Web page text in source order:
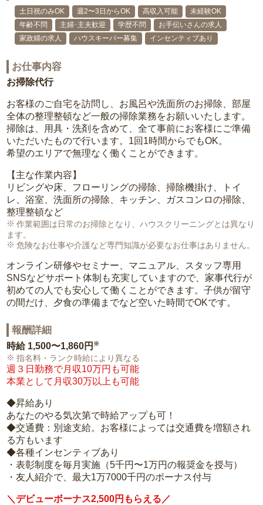
土日祝のみOK 週2〜3日からOK 高収入可能
未経験OK
年齢不問
主婦･主夫歓迎 学歴不問
お手伝いさんの求人
家政婦の求人
ハウスキーパー募集 インセンティブあり
お仕事内容
お掃除代行
お客様のご自宅を訪問し、お風呂や洗面所のお掃除、部屋
全体の整理整頓など一般の掃除業務をお願いいたします。
掃除は、用具・洗剤を含めて、全て事前にお客様にご準備
いただいたもので行います。1回1時間からでもOK。
希望のエリアで無理なく働くことができます。
【主な作業内容】
リビングや床、フローリングの掃除、掃除機掛け、トイ
レ、浴室、洗面所の掃除、キッチン、ガスコンロの掃除、
整理整頓など
作業範囲は日常のお掃除となり、ハウスクリーニングとは異なり
ます。
危険なお仕事や介護など専門知識が必要なお仕事はありません。
オンライン研修やセミナー、マニュアル、スタッフ専用
SNSなどサポート体制も充実していますので、家事代行が
初めての人でも安心して働くことができます。子供が留守
の間だけ、夕食の準備までなど空いた時間でOKです。
報酬詳細
時給 1,500〜1,860円 ※
指名料・ランク時給により異なる
週３日勤務で月収10万円も可能
本業として月収30万以上も可能
◆昇給あり
あなたのやる気次第で時給アップも可！
◆交通費：別途支給。お客様によっては交通費を増額され
る方もいます
◆各種インセンティブあり
・表彰制度を毎月実施（5千円〜1万円の報奨金を授与）
・友人紹介で、最大1万7000千円のボーナス付与
＼デビューボーナス2,500円もらえる／